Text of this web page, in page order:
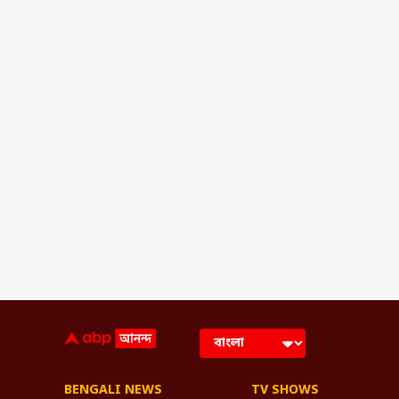
BENGALI NEWS TV SHOWS